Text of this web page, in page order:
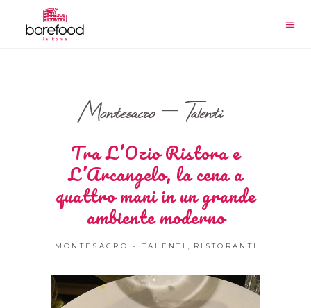
Montesacro – Talenti
Tra L’Ozio Ristora e
L’Arcangelo, la cena a
quattro mani in un grande
ambiente moderno
MONTESACRO - TALENTI RISTORANTI